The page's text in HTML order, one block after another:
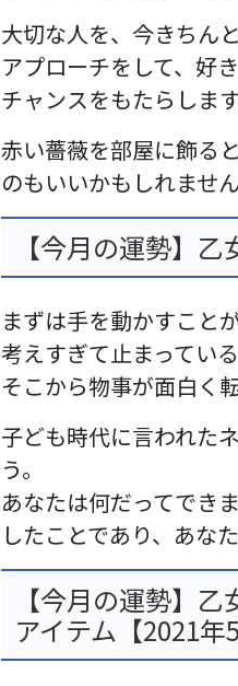
大切な人を、今きちん
アプローチをして、好
チャンスをもたらします
赤い薔薇を部屋に飾る
のもいいかもしれません
【今月の運勢】
まずは手を動かすことが
考えすぎて止まってい
そこから物事が面白く
子ども時代に言われた
う。
あなたは何だってでき
したことであり、あな
【今月の運勢】
アイテム【2021年5